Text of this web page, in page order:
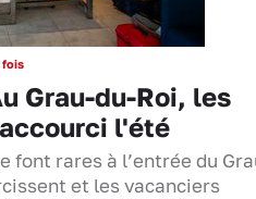
fois
Grau-du-Roi, les
l'été
font rares à l’entrée du
et les vacanciers